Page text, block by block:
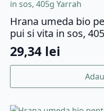
Hrana umeda bio
pui si vita in sos,
29,34 lei